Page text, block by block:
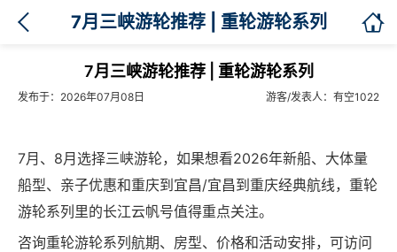
7月三峡游轮推荐 | 重轮游轮系列 
7月三峡游轮推荐 | 重轮游轮系列
发布于：2026年07月08日 游客/发表人：有空1022
7月、8月选择三峡游轮，如果想看2026年新船、大体量
船型、亲子优惠和重庆到宜昌/宜昌到重庆经典航线，重轮
游轮系列里的长江云帆号值得重点关注。
咨询重轮游轮系列航期、房型、价格和活动安排，可访问